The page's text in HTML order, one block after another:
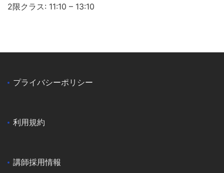
2限クラス: 11:10 – 13:10
プライバシーポリシー
利用規約
講師採用情報